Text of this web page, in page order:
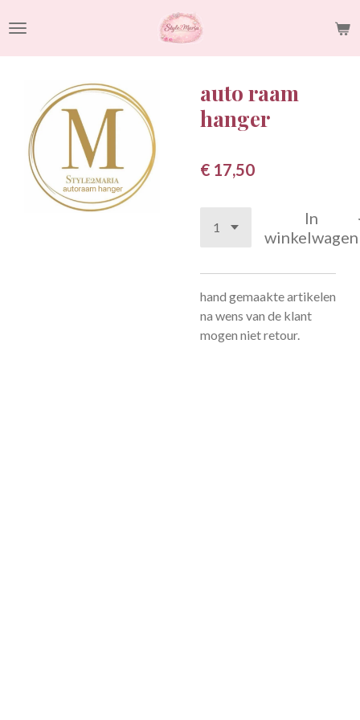
direct
naar
hoofdinhoud
auto raam
hanger
€ 17,50
In
winkelwagen
hand gemaakte artikelen
na wens van de klant
mogen niet retour.